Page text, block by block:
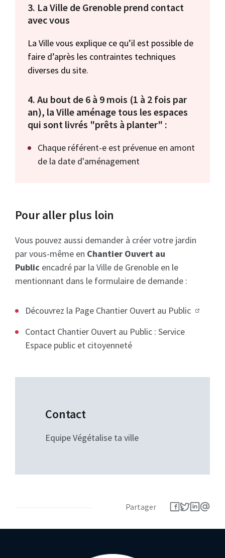
3. La Ville de Grenoble prend contact
avec vous
La Ville vous explique ce qu’il est possible de
faire d’après les contraintes techniques
diverses du site.
4. Au bout de 6 à 9 mois (1 à 2 fois par
an), la Ville aménage tous les espaces
qui sont livrés "prêts à planter" :
Chaque référent-e est prévenue en amont
de la date d'aménagement
Pour aller plus loin
Vous pouvez aussi demander à créer votre jardin
par vous-même en Chantier Ouvert au
Public encadré par la Ville de Grenoble en le
mentionnant dans le formulaire de demande :
Découvrez la Page Chantier Ouvert au Public
Contact Chantier Ouvert au Public : Service
Espace public et citoyenneté
Contact
Equipe Végétalise ta ville
Partager